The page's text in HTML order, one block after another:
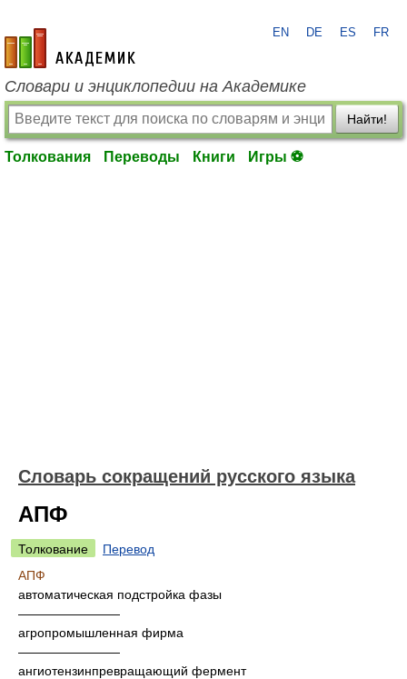
academic.ru
EN DE ES FR
Словари и энциклопедии на Академике
Найти!
Толкования Переводы Книги Игры ⚽
Словарь сокращений русского языка
АПФ
Толкование
Перевод
АПФ
автоматическая подстройка фазы
————————
агропромышленная фирма
————————
ангиотензинпревращающий фермент